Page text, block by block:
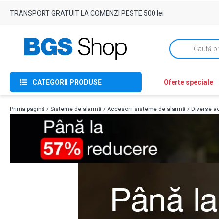
TRANSPORT GRATUIT LA COMENZI PESTE 500 lei
Products
search
CATEGORII PRODUSE Oferte speciale
Prima pagină / Sisteme de alarmă / Accesorii sisteme de alarmă / Diverse